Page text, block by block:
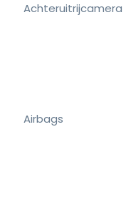
Achteruitrijcamera
Airbags